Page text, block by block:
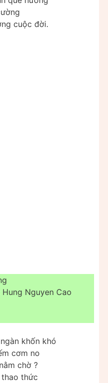
cuộc đời.
Nguyen Cao
khốn khó
cơm no
chờ ?
thức